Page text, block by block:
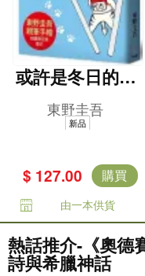
或許是冬日的魔
法（東野圭吾親
自繪製貓咪插畫
東野圭吾
新品
$ 127.00 購買
由一本供貨
熱話推介-《奧德
詩與希臘神話